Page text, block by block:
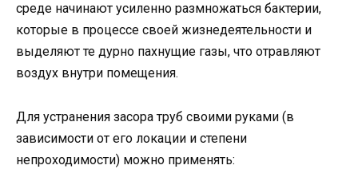
среде начинают усиленно размножаться бактерии,
которые в процессе своей жизнедеятельности и
выделяют те дурно пахнущие газы, что отравляют
воздух внутри помещения.
Для устранения засора труб своими руками (в
зависимости от его локации и степени
непроходимости) можно применять: